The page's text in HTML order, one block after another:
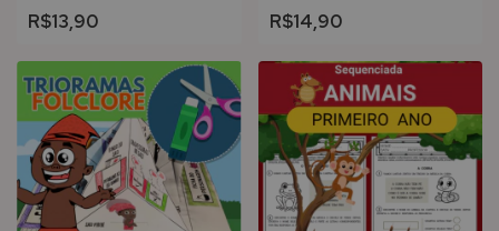
R$13,90 R$14,90